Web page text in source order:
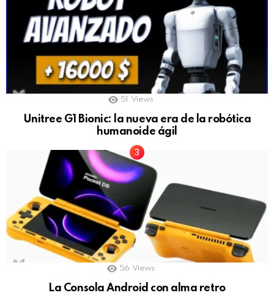
51 Views
Unitree G1 Bionic: la nueva era de la robótica
humanoide ágil
56 Views
La Consola Android con alma retro